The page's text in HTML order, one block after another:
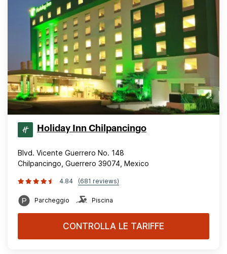
Holiday Inn Chilpancingo
Blvd. Vicente Guerrero No. 148
Chilpancingo, Guerrero 39074, Mexico
4.84 (681 reviews)
Parcheggio Piscina
CONTROLLA LE TARIFFE